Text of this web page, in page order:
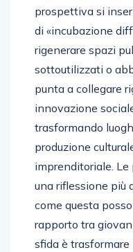
prospettiva si
di «incubazione
rigenerare spazi
sottoutilizzati o
punta a collegare
innovazione
trasformando
produzione
imprenditoriale. Le
una riflessione più
come questa
rapporto tra
sfida è